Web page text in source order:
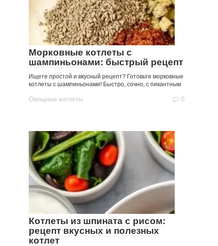
Морковные котлеты с
шампиньонами: быстрый рецепт
Ищете простой и вкусный рецепт? Готовьте морковные
котлеты с шампиньонами! Быстро, сочно, с пикантным
Овощные котлеты 0
Котлеты из шпината с рисом:
рецепт вкусных и полезных
котлет